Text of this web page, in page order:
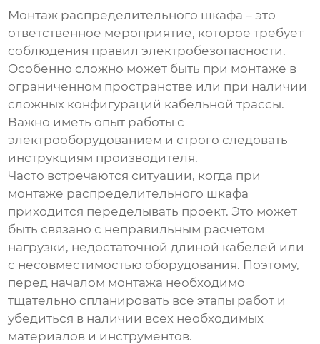
Монтаж распределительного шкафа – это
ответственное мероприятие, которое требует
соблюдения правил электробезопасности.
Особенно сложно может быть при монтаже в
ограниченном пространстве или при наличии
сложных конфигураций кабельной трассы.
Важно иметь опыт работы с
электрооборудованием и строго следовать
инструкциям производителя.
Часто встречаются ситуации, когда при
монтаже распределительного шкафа
приходится переделывать проект. Это может
быть связано с неправильным расчетом
нагрузки, недостаточной длиной кабелей или
с несовместимостью оборудования. Поэтому,
перед началом монтажа необходимо
тщательно спланировать все этапы работ и
убедиться в наличии всех необходимых
материалов и инструментов.